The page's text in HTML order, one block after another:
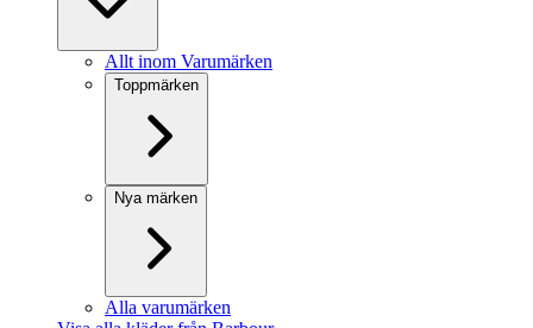
Allt inom Varumärken
Toppmärken
Nya märken
Alla varumärken